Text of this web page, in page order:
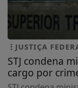
JUSTIÇA
STJ condena
cargo por